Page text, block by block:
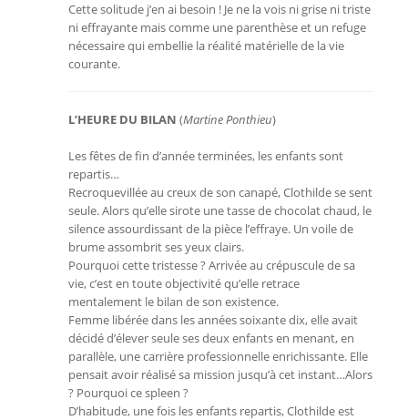
Cette solitude j’en ai besoin ! Je ne la vois ni grise ni triste
ni effrayante mais comme une parenthèse et un refuge
nécessaire qui embellie la réalité matérielle de la vie
courante.
L’HEURE DU BILAN (Martine Ponthieu)
Les fêtes de fin d’année terminées, les enfants sont
repartis…
Recroquevillée au creux de son canapé, Clothilde se sent
seule. Alors qu’elle sirote une tasse de chocolat chaud, le
silence assourdissant de la pièce l’effraye. Un voile de
brume assombrit ses yeux clairs.
Pourquoi cette tristesse ? Arrivée au crépuscule de sa
vie, c’est en toute objectivité qu’elle retrace
mentalement le bilan de son existence.
Femme libérée dans les années soixante dix, elle avait
décidé d’élever seule ses deux enfants en menant, en
parallèle, une carrière professionnelle enrichissante. Elle
pensait avoir réalisé sa mission jusqu’à cet instant…Alors
? Pourquoi ce spleen ?
D’habitude, une fois les enfants repartis, Clothilde est